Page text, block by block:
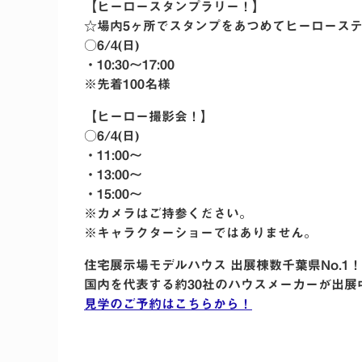
【ヒーロースタンプラリー！】
☆場内5ヶ所でスタンプをあつめてヒーロース
○6/4(日)
・10:30〜17:00
※先着100名様
【ヒーロー撮影会！】
○6/4(日)
・11:00〜
・13:00〜
・15:00〜
※カメラはご持参ください。
※キャラクターショーではありません。
住宅展示場モデルハウス 出展棟数千葉県No.1！
国内を代表する約30社のハウスメーカーが出展
見学のご予約はこちらから！